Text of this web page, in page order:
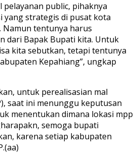
pelayanan public, pihaknya
yang strategis di pusat kota
Namun tentunya harus
dari Bapak Bupati kita. Untuk
kita sebutkan, tetapi tentunya
Kepahiang”, ungkap
untuk perealisasian mal
saat ini menunggu keputusan
menentukan dimana lokasi mpp
semoga bupati
karena setiap kabupaten